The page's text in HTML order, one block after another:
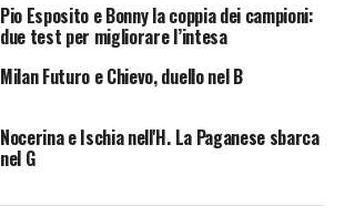
Pio Esposito e Bonny la coppia dei campioni:
due test per migliorare l’intesa
Milan Futuro e Chievo, duello nel B
Nocerina e Ischia nell'H. La Paganese sbarca
nel G